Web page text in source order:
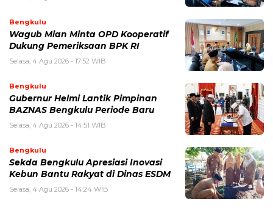
Bengkulu
Wagub Mian Minta OPD Kooperatif
Dukung Pemeriksaan BPK RI
Selasa, 4 Agu 2026 - 17:52 WIB
Bengkulu
Gubernur Helmi Lantik Pimpinan
BAZNAS Bengkulu Periode Baru
Selasa, 4 Agu 2026 - 14:51 WIB
Bengkulu
Sekda Bengkulu Apresiasi Inovasi
Kebun Bantu Rakyat di Dinas ESDM
Selasa, 4 Agu 2026 - 14:24 WIB